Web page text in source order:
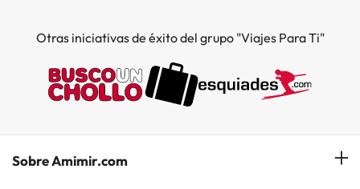
Otras iniciativas de éxito del grupo "Viajes Para Ti"
Sobre Amimir.com